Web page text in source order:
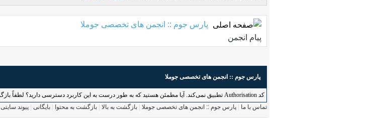
پارس جوم :: انجمن های تخصصی جوملا
پیام انجمن
پارس جوم :: انجمن های تخصصی جوملا
کد Authorisation تطبیق نمی‌کند. آیا مطمئن هستید که به طور درست به این کاربرد دسترسی دارید؟ لطفاً بازگردید و دوباره امتحان کنید.
تماس با ما
پارس جوم :: انجمن های تخصصی جوملا بازگشت به بالا بازگشت به محتوا بایگانی پیوند سایتی RSS